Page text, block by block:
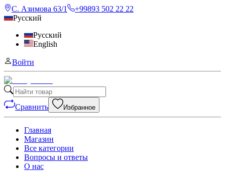
С. Азимова 63/1
+99893 502 22 22
Русский
Русский
English
Войти
Сравнить Избранное
Главная
Магазин
Все категории
Вопросы и ответы
О нас